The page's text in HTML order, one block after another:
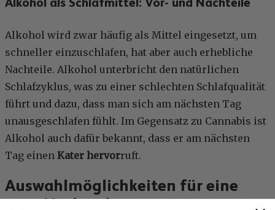
Alkohol wird zwar häufig als Mittel eingesetzt, um
schneller einzuschlafen, hat aber auch erhebliche
Nachteile. Alkohol unterbricht den natürlichen
Schlafzyklus, was zu einer schlechten Schlafqualität
führt und dazu, dass man sich am nächsten Tag
unausgeschlafen fühlt. Im Gegensatz zu Cannabis ist
Alkohol auch dafür bekannt, dass er am nächsten
Tag einen Kater hervorruft.
Auswahlmöglichkeiten für eine
gute Nachtruhe